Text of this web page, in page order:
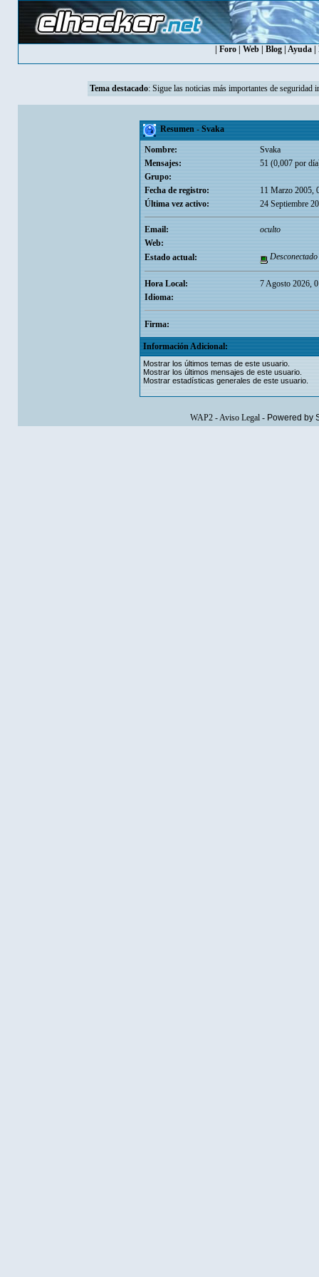
Foro| Web| Blog| Ayuda|
Tema destacado: Sigue las noticias más importantes de seguridad
Resumen - Svaka
Nombre:
Svaka
Mensajes:
51 (0,007 por
Grupo:
Fecha de registro:
11 Marzo 2005,
Última vez activo:
24 Septiembre
Email:
oculto
Web:
Estado actual:
Desconectado
Hora Local:
7 Agosto 2026,
Idioma:
Firma:
Información Adicional:
Mostrar los últimos temas de este usuario.
Mostrar los últimos mensajes de este usuario.
Mostrar estadísticas generales de este usuario.
WAP2-Aviso Legal- Powered by